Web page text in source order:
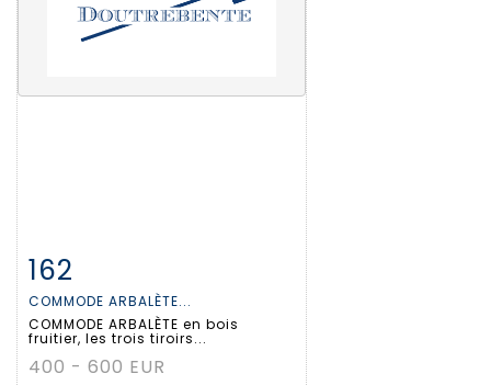
Fiche détaillée
162
COMMODE ARBALÈTE...
COMMODE ARBALÈTE en bois
fruitier, les trois tiroirs...
400 - 600 EUR